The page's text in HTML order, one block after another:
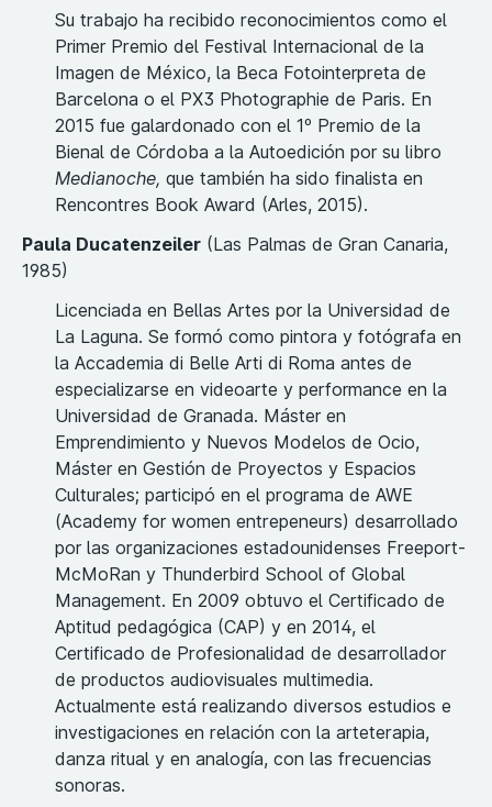
Su trabajo ha recibido reconocimientos como el
Primer Premio del Festival Internacional de la
Imagen de México, la Beca Fotointerpreta de
Barcelona o el PX3 Photographie de Paris. En
2015 fue galardonado con el 1º Premio de la
Bienal de Córdoba a la Autoedición por su libro
Medianoche, que también ha sido finalista en
Rencontres Book Award (Arles, 2015).
Paula Ducatenzeiler (Las Palmas de Gran Canaria,
1985)
Licenciada en Bellas Artes por la Universidad de
La Laguna. Se formó como pintora y fotógrafa en
la Accademia di Belle Arti di Roma antes de
especializarse en videoarte y performance en la
Universidad de Granada. Máster en
Emprendimiento y Nuevos Modelos de Ocio,
Máster en Gestión de Proyectos y Espacios
Culturales; participó en el programa de AWE
(Academy for women entrepeneurs) desarrollado
por las organizaciones estadounidenses Freeport-
McMoRan y Thunderbird School of Global
Management. En 2009 obtuvo el Certificado de
Aptitud pedagógica (CAP) y en 2014, el
Certificado de Profesionalidad de desarrollador
de productos audiovisuales multimedia.
Actualmente está realizando diversos estudios e
investigaciones en relación con la arteterapia,
danza ritual y en analogía, con las frecuencias
sonoras.